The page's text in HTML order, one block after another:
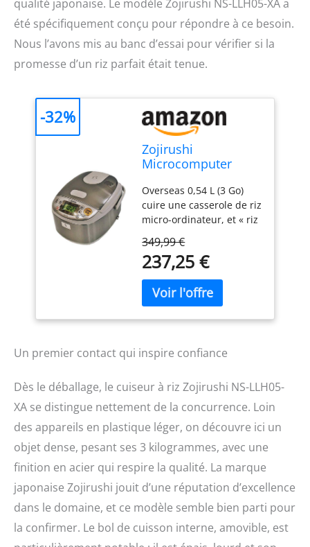
qualité japonaise. Le modèle Zojirushi NS-LLH05-XA a
été spécifiquement conçu pour répondre à ce besoin.
Nous l’avons mis au banc d’essai pour vérifier si la
promesse d’un riz parfait était tenue.
Zojirushi
Microcomputer
go) cook NS-LLH05-
XA
Overseas 0,54 L (3 Go)
cuire une casserole de riz
micro-ordinateur, et « riz
sushi », « bouillie de riz »,
« riz », « sans rinçage riz
» correspondance
Delicious dompté «
chauffage plein », à tout
moment, propre « corps
chaleur est transmise à
casserole noire Mode
d'emploi : anglais,
chinois, coréen, japonais
Je l'ai utilisé pour une
utilisation dans de
nombreuses régions
d'Europe et d'Asie.
Alimentation : CA 220-230
V (50/60 Hz), fiche forme :
type SE
349,99 €
237,25 €
-32%
Un premier contact qui inspire confiance
Dès le déballage, le cuiseur à riz Zojirushi NS-LLH05-
XA se distingue nettement de la concurrence. Loin
des appareils en plastique léger, on découvre ici un
objet dense, pesant ses 3 kilogrammes, avec une
finition en acier qui respire la qualité. La marque
japonaise Zojirushi jouit d’une réputation d’excellence
dans le domaine, et ce modèle semble bien parti pour
la confirmer. Le bol de cuisson interne, amovible, est